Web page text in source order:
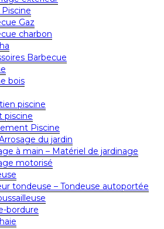
Gaz
charbon
Barbecue
bois
piscine
piscine
Piscine
du jardin
à main – Matériel de jardinage
motorisé
tondeuse – Tondeuse autoportée
bordure